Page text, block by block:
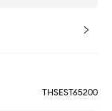
THSEST65200